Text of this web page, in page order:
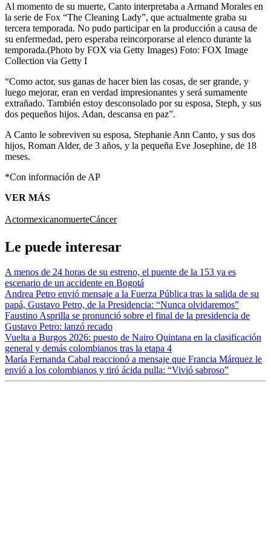
Al momento de su muerte, Canto interpretaba a Armand Morales en
la serie de Fox “The Cleaning Lady”, que actualmente graba su
tercera temporada. No pudo participar en la producción a causa de
su enfermedad, pero esperaba reincorporarse al elenco durante la
temporada.(Photo by FOX via Getty Images) Foto: FOX Image
Collection via Getty I
“Como actor, sus ganas de hacer bien las cosas, de ser grande, y
luego mejorar, eran en verdad impresionantes y será sumamente
extrañado. También estoy desconsolado por su esposa, Steph, y sus
dos pequeños hijos. Adan, descansa en paz”.
A Canto le sobreviven su esposa, Stephanie Ann Canto, y sus dos
hijos, Roman Alder, de 3 años, y la pequeña Eve Josephine, de 18
meses.
*Con información de AP
VER MÁS
ActormexicanomuerteCáncer
Le puede interesar
A menos de 24 horas de su estreno, el puente de la 153 ya es
escenario de un accidente en Bogotá
Andrea Petro envió mensaje a la Fuerza Pública tras la salida de su
papá, Gustavo Petro, de la Presidencia: “Nunca olvidaremos”
Faustino Asprilla se pronunció sobre el final de la presidencia de
Gustavo Petro: lanzó recado
Vuelta a Burgos 2026: puesto de Nairo Quintana en la clasificación
general y demás colombianos tras la etapa 4
María Fernanda Cabal reaccionó a mensaje que Francia Márquez le
envió a los colombianos y tiró ácida pulla: “Vivió sabroso”